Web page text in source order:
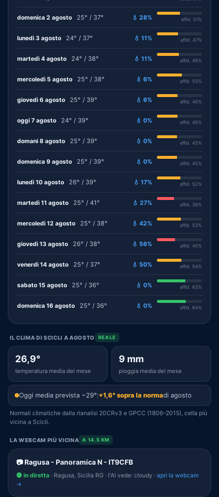
domenica 2 agosto 25° / 37° 💧 28% affid. 51%
lunedì 3 agosto 24° / 37° 💧 11% affid. 47%
martedì 4 agosto 24° / 38° 💧 11% affid. 49%
mercoledì 5 agosto 25° / 38° 💧 6% affid. 55%
giovedì 6 agosto 25° / 39° 💧 6% affid. 46%
oggi 7 agosto 24° / 39° 💧 0% affid. 46%
domani 8 agosto 25° / 39° 💧 0% affid. 45%
domenica 9 agosto 25° / 39° 💧 0% affid. 45%
lunedì 10 agosto 26° / 39° 💧 17% affid. 52%
martedì 11 agosto 25° / 41° 💧 27% affid. 38%
mercoledì 12 agosto 25° / 38° 💧 42% affid. 53%
giovedì 13 agosto 26° / 38° 💧 56% affid. 40%
venerdì 14 agosto 25° / 37° 💧 50% affid. 54%
sabato 15 agosto 25° / 36° 💧 0% affid. 63%
domenica 16 agosto 25° / 36° 💧 0% affid. 64%
IL CLIMA DI SCICLI A AGOSTO REALE
26,9°
temperatura media del mese
9 mm
pioggia media del mese
Oggi media prevista ~29°:+1,6° sopra la normadi agosto
Normali climatiche dalla rianalisi 20CRv3 e GPCC (1806–2015), cella più
vicina a Scicli.
LA WEBCAM PIÙ VICINA A 14.5 KM
📷 Ragusa - Panoramica N - IT9CFB
🟢 in diretta · Ragusa, Sicilia RG · l'AI vede: cloudy · apri la webcam
→